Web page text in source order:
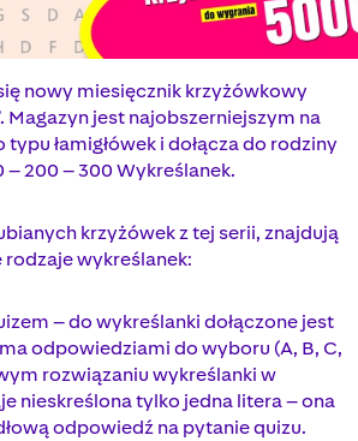
nowy miesięcznik krzyżówkowy
Magazyn jest najobszerniejszym na
łamigłówek i dołącza do rodziny
– 200 – 300 Wykreślanek.
krzyżówek z tej serii, znajdują
wykreślanek:
– do wykreślanki dołączone jest
odpowiedziami do wyboru (A, B, C,
rozwiązaniu wykreślanki w
nieskreślona tylko jedna litera – ona
odpowiedź na pytanie quizu.